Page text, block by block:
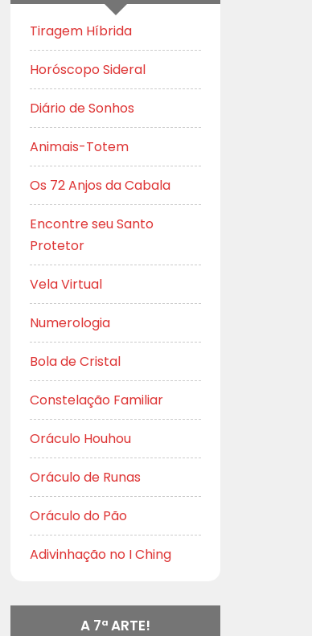
Tiragem Híbrida
Horóscopo Sideral
Diário de Sonhos
Animais-Totem
Os 72 Anjos da Cabala
Encontre seu Santo
Protetor
Vela Virtual
Numerologia
Bola de Cristal
Constelação Familiar
Oráculo Houhou
Oráculo de Runas
Oráculo do Pão
Adivinhação no I Ching
A 7ª ARTE!